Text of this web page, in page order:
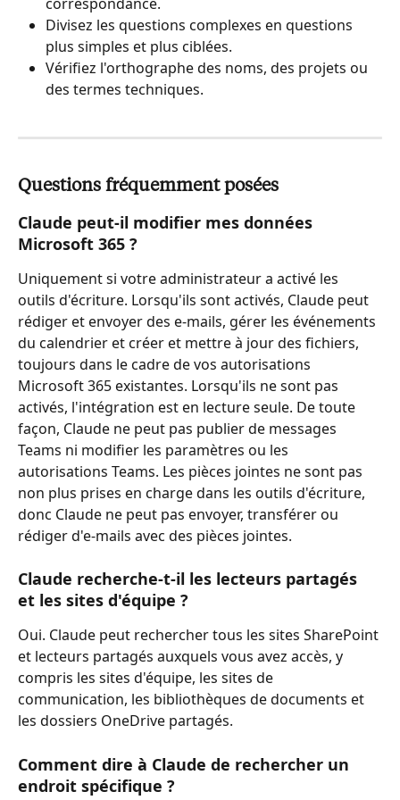
Divisez les questions complexes en questions
plus simples et plus ciblées.
Vérifiez l'orthographe des noms, des projets ou
des termes techniques.
Questions fréquemment posées
Claude peut-il modifier mes données
Microsoft 365 ?
Uniquement si votre administrateur a activé les
outils d'écriture. Lorsqu'ils sont activés, Claude peut
rédiger et envoyer des e-mails, gérer les événements
du calendrier et créer et mettre à jour des fichiers,
toujours dans le cadre de vos autorisations
Microsoft 365 existantes. Lorsqu'ils ne sont pas
activés, l'intégration est en lecture seule. De toute
façon, Claude ne peut pas publier de messages
Teams ni modifier les paramètres ou les
autorisations Teams. Les pièces jointes ne sont pas
non plus prises en charge dans les outils d'écriture,
donc Claude ne peut pas envoyer, transférer ou
rédiger d'e-mails avec des pièces jointes.
Claude recherche-t-il les lecteurs partagés
et les sites d'équipe ?
Oui. Claude peut rechercher tous les sites SharePoint
et lecteurs partagés auxquels vous avez accès, y
compris les sites d'équipe, les sites de
communication, les bibliothèques de documents et
les dossiers OneDrive partagés.
Comment dire à Claude de rechercher un
endroit spécifique ?